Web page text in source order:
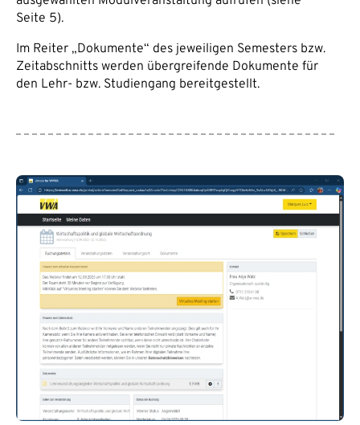
Seite 5).
Im Reiter „Dokumente“ des jeweiligen Semesters bzw.
Zeitabschnitts werden übergreifende Dokumente für
den Lehr- bzw. Studiengang bereitgestellt.